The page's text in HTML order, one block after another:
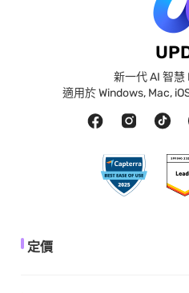
新一代 AI 智慧
適用於 Windows, Mac,
定價